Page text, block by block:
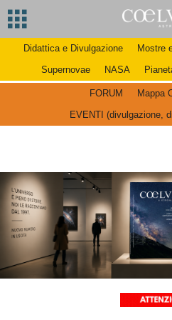
Didattica e Divulgazione Mostre
Supernovae
NASA
FORUM
Mappa
EVENTI (divulgazione,